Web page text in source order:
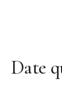
Date